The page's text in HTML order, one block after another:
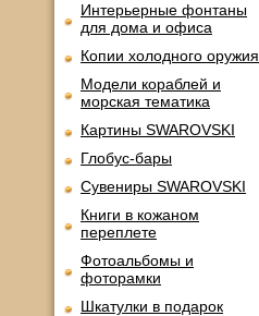
Интерьерные фонтаны
для дома и офиса
Копии холодного оружия
Модели кораблей и
морская тематика
Картины SWAROVSKI
Глобус-бары
Сувениры SWAROVSKI
Книги в кожаном
переплете
Фотоальбомы и
фоторамки
Шкатулки в подарок